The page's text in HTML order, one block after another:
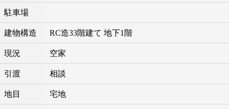
駐車場
建物構造 RC造33階建て 地下1階
現況 空家
引渡 相談
地目 宅地